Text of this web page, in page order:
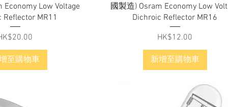
Economy Low Voltage
Reflector MR11
格
至購物車
國製造) Osram Economy Low
Dichroic Reflector MR16
價格
HK$12.00
新增至購物車